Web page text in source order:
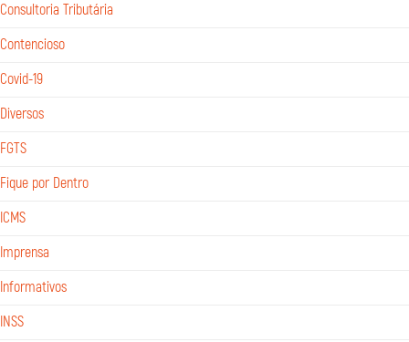
Consultoria Tributária
Contencioso
Covid-19
Diversos
FGTS
Fique por Dentro
ICMS
Imprensa
Informativos
INSS